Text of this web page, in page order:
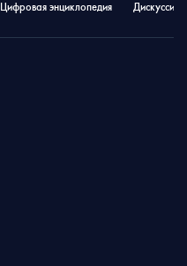
Цифровая энциклопедия